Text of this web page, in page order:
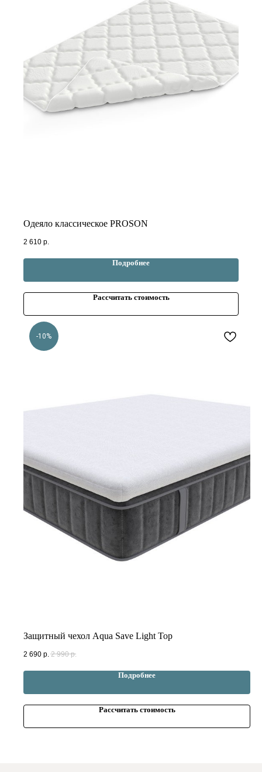
Одеяло классическое PROSON
2 610 р.
Подробнее
Рассчитать стоимость
-10%
Защитный чехол Aqua Save Light Top
2 690 р. 2 990 р.
Подробнее
Рассчитать стоимость